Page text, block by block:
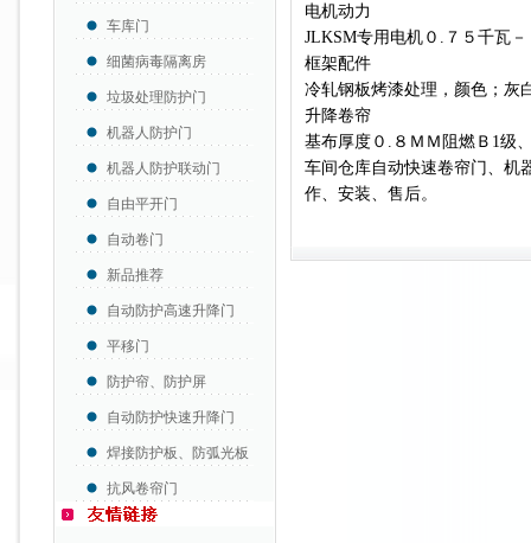
车库门
细菌病毒隔离房
垃圾处理防护门
机器人防护门
机器人防护联动门
自由平开门
自动卷门
新品推荐
自动防护高速升降门
平移门
防护帘、防护屏
自动防护快速升降门
焊接防护板、防弧光板
抗风卷帘门
电机动力
JLKSM专用电机０.７５千瓦
框架配件
冷轧钢板烤漆处理，颜色；灰
升降卷帘
基布厚度０.８ＭＭ阻燃Ｂ1级
车间仓库自动快速卷帘门、机
作、安装、售后。